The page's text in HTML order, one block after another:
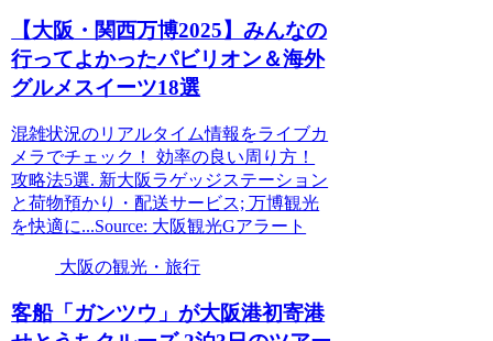
【大阪 ・関西万博2025】みんなの
行ってよかったパビリオン＆海外
グルメスイーツ18選
混雑状況のリアルタイム情報をライブカ
メラでチェック！ 効率の良い周り方！
攻略法5選. 新大阪ラゲッジステーション
と荷物預かり・配送サービス; 万博観光
を快適に...Source: 大阪観光Gアラート
大阪の観光・旅行
客船「ガンツウ」が大阪港初寄港